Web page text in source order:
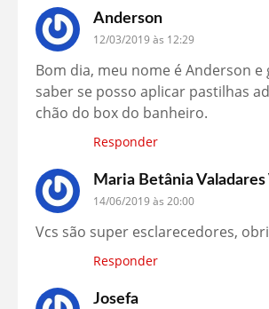
Anderson
12/03/2019 às 12:29
Bom dia, meu nome é Anderson e
saber se posso aplicar pastilhas
chão do box do banheiro.
Responder
Maria Betânia
14/06/2019 às 20:00
Vcs são super esclarecedores,
Responder
Josefa